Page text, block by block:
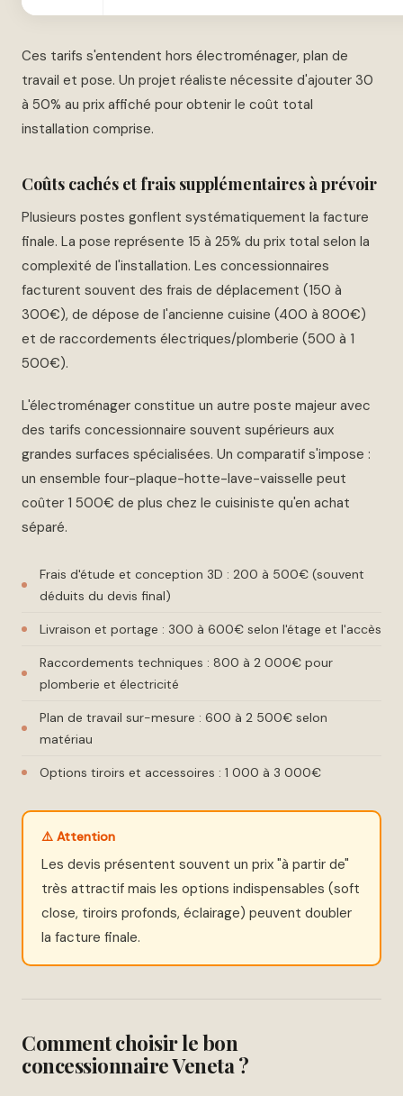
Ces tarifs s'entendent hors électroménager, plan de
travail et pose. Un projet réaliste nécessite d'ajouter 30
à 50% au prix affiché pour obtenir le coût total
installation comprise.
Coûts cachés et frais supplémentaires à prévoir
Plusieurs postes gonflent systématiquement la facture
finale. La pose représente 15 à 25% du prix total selon la
complexité de l'installation. Les concessionnaires
facturent souvent des frais de déplacement (150 à
300€), de dépose de l'ancienne cuisine (400 à 800€)
et de raccordements électriques/plomberie (500 à 1
500€).
L'électroménager constitue un autre poste majeur avec
des tarifs concessionnaire souvent supérieurs aux
grandes surfaces spécialisées. Un comparatif s'impose :
un ensemble four-plaque-hotte-lave-vaisselle peut
coûter 1 500€ de plus chez le cuisiniste qu'en achat
séparé.
Frais d'étude et conception 3D : 200 à 500€ (souvent
déduits du devis final)
Livraison et portage : 300 à 600€ selon l'étage et l'accès
Raccordements techniques : 800 à 2 000€ pour
plomberie et électricité
Plan de travail sur-mesure : 600 à 2 500€ selon
matériau
Options tiroirs et accessoires : 1 000 à 3 000€
⚠️ Attention
Les devis présentent souvent un prix "à partir de"
très attractif mais les options indispensables (soft
close, tiroirs profonds, éclairage) peuvent doubler
la facture finale.
Comment choisir le bon
concessionnaire Veneta ?